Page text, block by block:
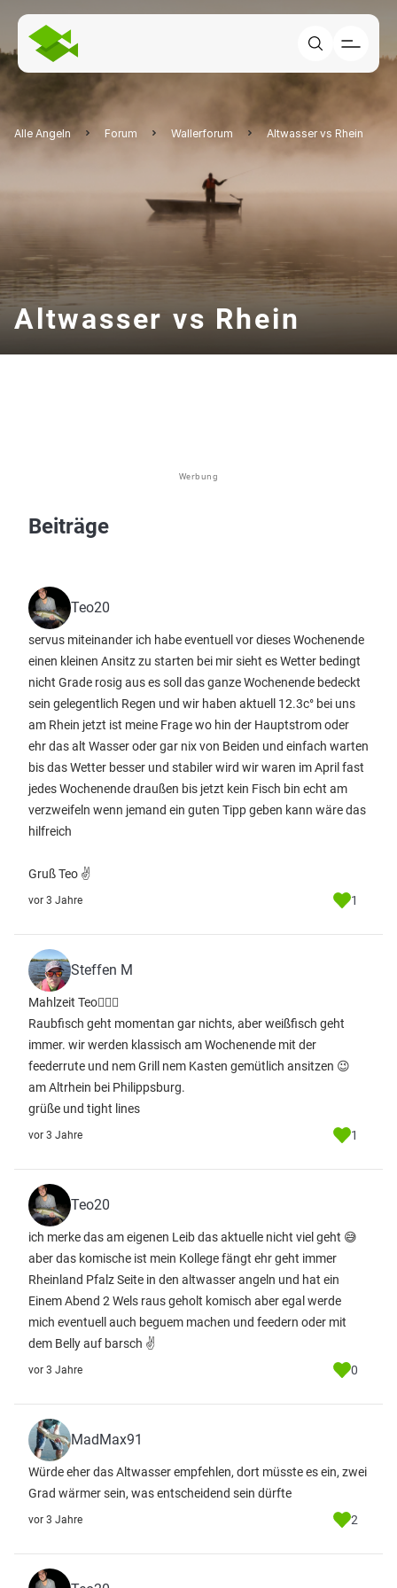
Alle Angeln Forum Wallerforum Altwasser vs Rhein
Altwasser vs Rhein
Werbung
Beiträge
Teo20
servus miteinander ich habe eventuell vor dieses Wochenende
einen kleinen Ansitz zu starten bei mir sieht es Wetter bedingt
nicht Grade rosig aus es soll das ganze Wochenende bedeckt
sein gelegentlich Regen und wir haben aktuell 12.3c° bei uns
am Rhein jetzt ist meine Frage wo hin der Hauptstrom oder
ehr das alt Wasser oder gar nix von Beiden und einfach warten
bis das Wetter besser und stabiler wird wir waren im April fast
jedes Wochenende draußen bis jetzt kein Fisch bin echt am
verzweifeln wenn jemand ein guten Tipp geben kann wäre das
hilfreich
Gruß Teo ✌️
vor 3 Jahre 1
Steffen M
Mahlzeit Teo🙋🏼‍♂️
Raubfisch geht momentan gar nichts, aber weißfisch geht
immer. wir werden klassisch am Wochenende mit der
feederrute und nem Grill nem Kasten gemütlich ansitzen 😉
am Altrhein bei Philippsburg.
grüße und tight lines
vor 3 Jahre 1
Teo20
ich merke das am eigenen Leib das aktuelle nicht viel geht 😅
aber das komische ist mein Kollege fängt ehr geht immer
Rheinland Pfalz Seite in den altwasser angeln und hat ein
Einem Abend 2 Wels raus geholt komisch aber egal werde
mich eventuell auch beguem machen und feedern oder mit
dem Belly auf barsch ✌️
vor 3 Jahre 0
MadMax91
Würde eher das Altwasser empfehlen, dort müsste es ein, zwei
Grad wärmer sein, was entscheidend sein dürfte
vor 3 Jahre 2